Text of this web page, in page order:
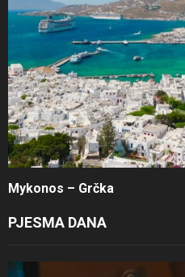
Mykonos – Grčka
PJESMA DANA